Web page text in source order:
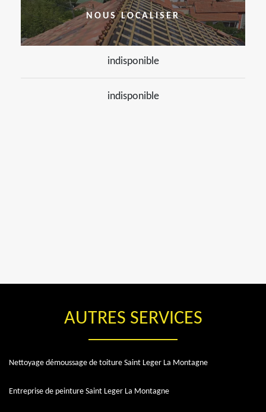
NOUS LOCALISER
indisponible
indisponible
AUTRES SERVICES
Nettoyage démoussage de toiture Saint Leger La Montagne
Entreprise de peinture Saint Leger La Montagne